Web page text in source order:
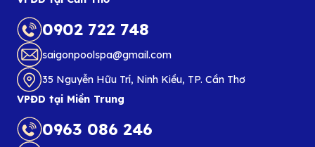
0902 722 748
saigonpoolspa@gmail.com
35 Nguyễn Hữu Trí, Ninh Kiều, TP. Cần Thơ
VPĐD tại Miền Trung
0963 086 246